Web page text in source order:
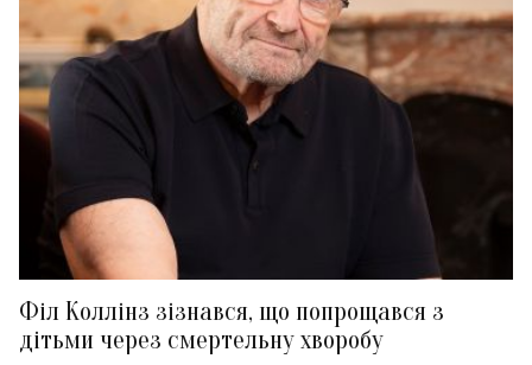
Філ Коллінз зізнався, що попрощався з
дітьми через смертельну хворобу